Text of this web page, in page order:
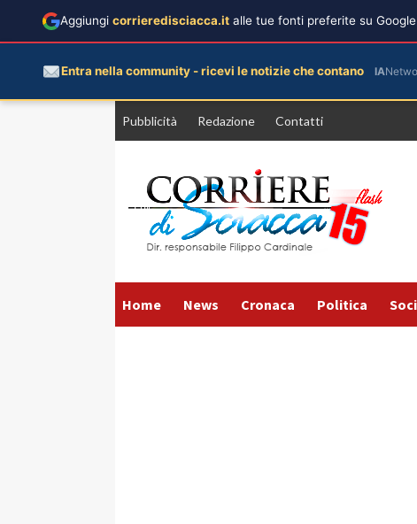
Pubblicità Redazione Contatti
Home News Cronaca Politica
Aggiungi corrieredisciacca.it alle tue fonti preferite su
Entra nella community - ricevi le notizie che contano IA